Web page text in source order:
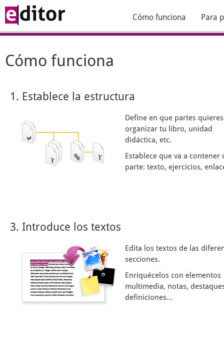
Cómo funciona Para
Cómo funciona
1. Establece la estructura
Define en que partes quieres
organizar tu libro, unidad
didáctica, etc.
Establece que va a contener
parte: texto, ejercicios,
3. Introduce los textos
Edita los textos de las
secciones.
Enriquécelos con elementos
multimedia, notas,
definiciones...